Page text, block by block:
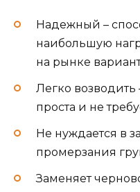
Надежный –
наибольшую
на рынке
Легко возводить
проста и не
Не нуждается в
промерзания
Заменяет